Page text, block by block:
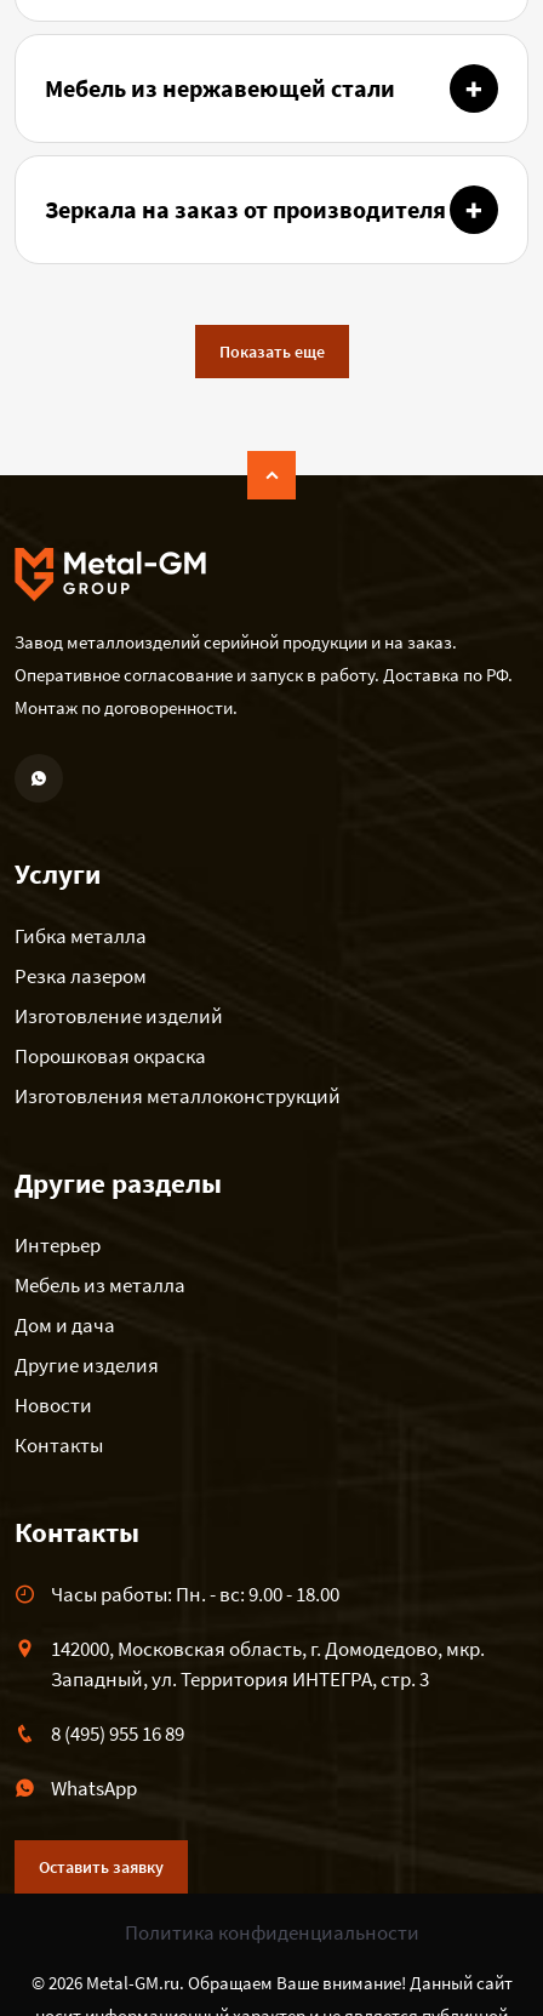
Мебель из нержавеющей стали
Зеркала на заказ от производителя
Показать еще
Завод металлоизделий серийной продукции и на заказ.
Оперативное согласование и запуск в работу. Доставка по РФ.
Монтаж по договоренности.
Услуги
Гибка металла
Резка лазером
Изготовление изделий
Порошковая окраска
Изготовления металлоконструкций
Другие разделы
Интерьер
Мебель из металла
Дом и дача
Другие изделия
Новости
Контакты
Контакты
Часы работы: Пн. - вс: 9.00 - 18.00
142000, Московская область, г. Домодедово, мкр.
Западный, ул. Территория ИНТЕГРА, стр. 3
8 (495) 955 16 89
WhatsApp
Оставить заявку
Политика конфиденциальности
© 2026 Metal-GM.ru. Обращаем Ваше внимание! Данный сайт